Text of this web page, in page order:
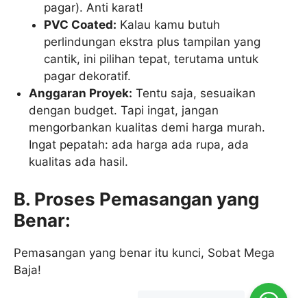
pagar). Anti karat!
PVC Coated: Kalau kamu butuh
perlindungan ekstra plus tampilan yang
cantik, ini pilihan tepat, terutama untuk
pagar dekoratif.
Anggaran Proyek: Tentu saja, sesuaikan
dengan budget. Tapi ingat, jangan
mengorbankan kualitas demi harga murah.
Ingat pepatah: ada harga ada rupa, ada
kualitas ada hasil.
B. Proses Pemasangan yang
Benar:
Pemasangan yang benar itu kunci, Sobat Mega
Baja!